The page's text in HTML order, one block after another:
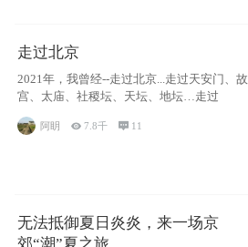
走过北京
2021年，我曾经--走过北京...走过天安门、故
宫、太庙、社稷坛、天坛、地坛…走过
阿眀 7.8千  11
无法抵御夏日炎炎，来一场京